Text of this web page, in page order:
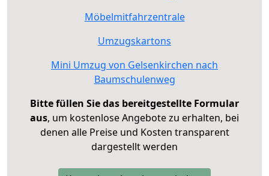
Möbelmitfahrzentrale
Umzugskartons
Mini Umzug von Gelsenkirchen nach
Baumschulenweg
Bitte füllen Sie das bereitgestellte Formular
aus, um kostenlose Angebote zu erhalten, bei
denen alle Preise und Kosten transparent
dargestellt werden